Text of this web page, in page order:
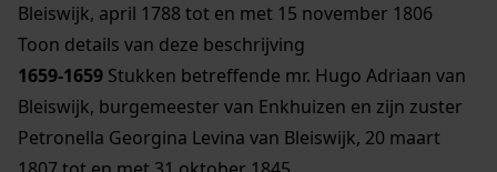
Bleiswijk, april 1788 tot en met 15 november 1806
Toon details van deze beschrijving
1659-1659 Stukken betreffende mr. Hugo Adriaan van
Bleiswijk, burgemeester van Enkhuizen en zijn zuster
Petronella Georgina Levina van Bleiswijk, 20 maart